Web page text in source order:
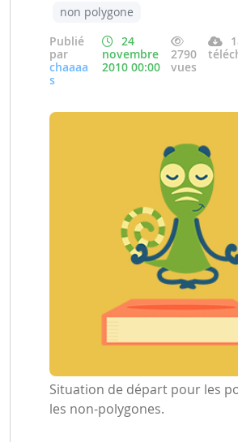
non polygone
Publié
par
chaaaa
s
24
novembre
2010 00:00
2790
vues
Situation de départ pour les
les non-polygones.